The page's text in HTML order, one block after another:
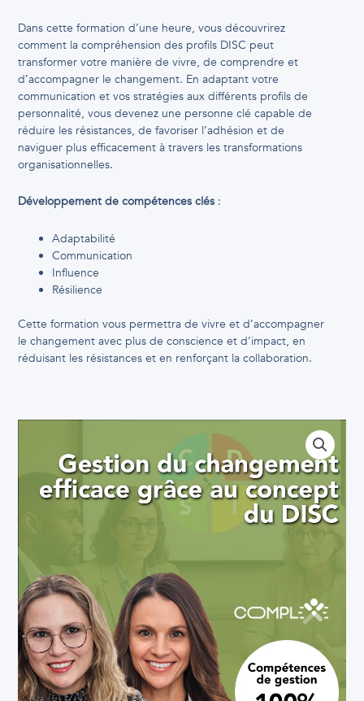
Dans cette formation d’une heure, vous découvrirez
comment la compréhension des profils DISC peut
transformer votre manière de vivre, de comprendre et
d’accompagner le changement. En adaptant votre
communication et vos stratégies aux différents profils de
personnalité, vous devenez une personne clé capable de
réduire les résistances, de favoriser l’adhésion et de
naviguer plus efficacement à travers les transformations
organisationnelles.
Développement de compétences clés :
Adaptabilité
Communication
Influence
Résilience
Cette formation vous permettra de vivre et d’accompagner
le changement avec plus de conscience et d’impact, en
réduisant les résistances et en renforçant la collaboration.